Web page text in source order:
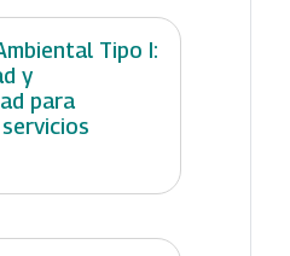
Tipo I:
y
para